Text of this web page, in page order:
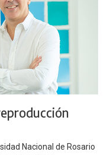
Nacional de Rosario